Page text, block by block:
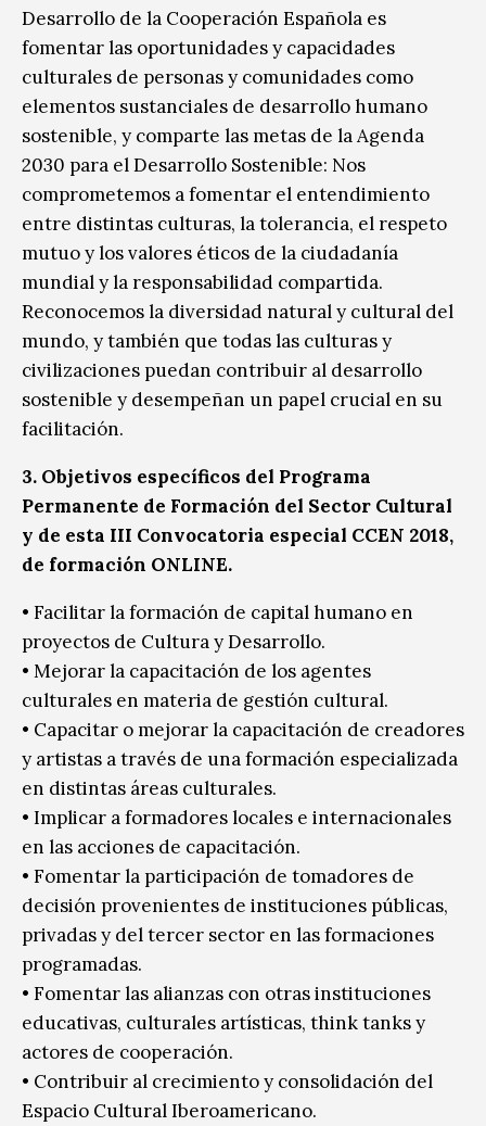
Desarrollo de la Cooperación Española es
fomentar las oportunidades y capacidades
culturales de personas y comunidades como
elementos sustanciales de desarrollo humano
sostenible, y comparte las metas de la Agenda
2030 para el Desarrollo Sostenible: Nos
comprometemos a fomentar el entendimiento
entre distintas culturas, la tolerancia, el respeto
mutuo y los valores éticos de la ciudadanía
mundial y la responsabilidad compartida.
Reconocemos la diversidad natural y cultural del
mundo, y también que todas las culturas y
civilizaciones puedan contribuir al desarrollo
sostenible y desempeñan un papel crucial en su
facilitación.
3. Objetivos específicos del Programa
Permanente de Formación del Sector Cultural
y de esta III Convocatoria especial CCEN 2018,
de formación ONLINE.
• Facilitar la formación de capital humano en
proyectos de Cultura y Desarrollo.
• Mejorar la capacitación de los agentes
culturales en materia de gestión cultural.
• Capacitar o mejorar la capacitación de creadores
y artistas a través de una formación especializada
en distintas áreas culturales.
• Implicar a formadores locales e internacionales
en las acciones de capacitación.
• Fomentar la participación de tomadores de
decisión provenientes de instituciones públicas,
privadas y del tercer sector en las formaciones
programadas.
• Fomentar las alianzas con otras instituciones
educativas, culturales artísticas, think tanks y
actores de cooperación.
• Contribuir al crecimiento y consolidación del
Espacio Cultural Iberoamericano.